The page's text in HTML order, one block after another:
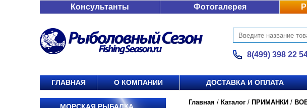
Консультанты Фотогалерея
8(499) 398 22
ГЛАВНАЯ О КОМПАНИИ ДОСТАВКА И ОПЛАТА
Главная / Каталог / ПРИМАНКИ /